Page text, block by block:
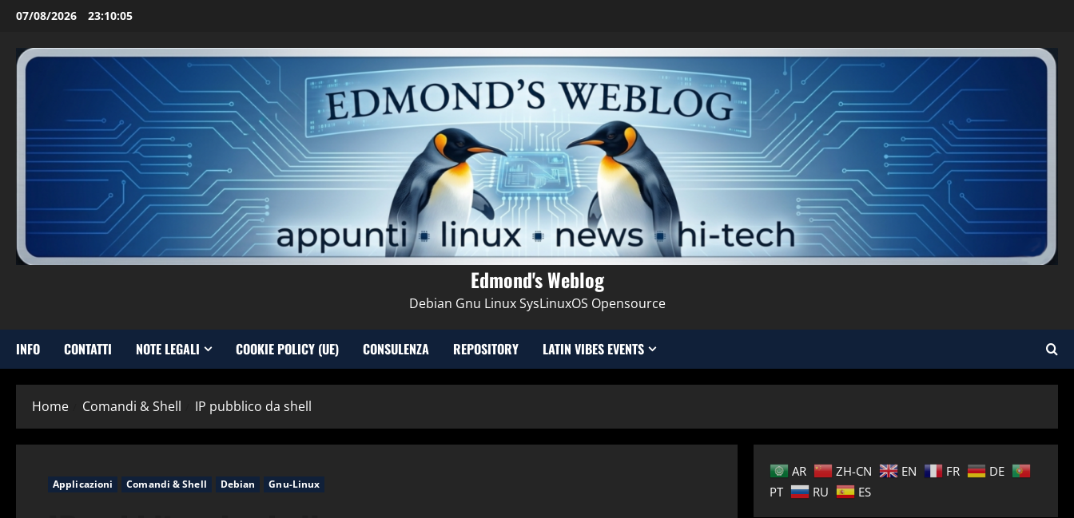
Vai
contenuto
07/08/2026 23:10:06
Edmond's Weblog
Debian Gnu Linux SysLinuxOS Opensource
INFO CONTATTI NOTE LEGALI COOKIE POLICY (UE) CONSULENZA REPOSITORY LATIN VIBES EVENTS
Home Comandi & Shell IP pubblico da shell
Applicazioni Comandi & Shell Debian Gnu-Linux
AR ZH-CN EN FR
DE
PT
RU ES